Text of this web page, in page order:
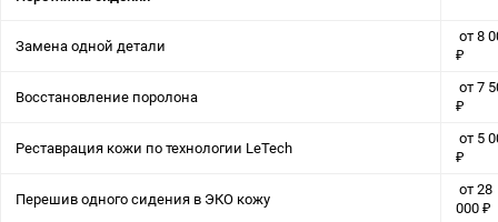
Замена одной детали
от 8
₽
Восстановление поролона
от 7
₽
Реставрация кожи по технологии LeTech
от 5
₽
Перешив одного сидения в ЭКО кожу
от 28
000 ₽